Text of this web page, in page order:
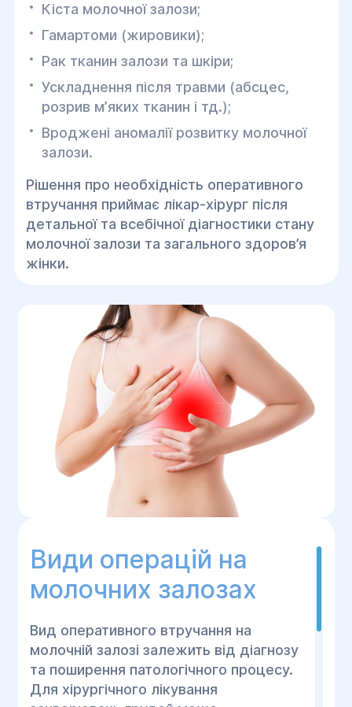
Кіста молочної залози;
Гамартоми (жировики);
Рак тканин залози та шкіри;
Ускладнення після травми (абсцес,
розрив мʼяких тканин і тд.);
Вроджені аномалії розвитку молочної
залози.
Рішення про необхідність оперативного
втручання приймає лікар-хірург після
детальної та всебічної діагностики стану
молочної залози та загального здоров’я
жінки.
Види операцій на
молочних залозах
Вид оперативного втручання на
молочній залозі залежить від діагнозу
та поширення патологічного процесу.
Для хірургічного лікування